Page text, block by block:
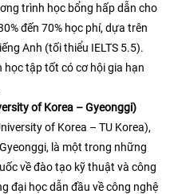
trình học bổng hấp dẫn cho
đến 70% học phí, dựa trên
Anh (tối thiểu IELTS 5.5).
tập tốt có cơ hội gia hạn
of Korea – Gyeonggi)
of Korea – TU Korea),
là một trong những
về đào tạo kỹ thuật và công
đại học dẫn đầu về công nghệ